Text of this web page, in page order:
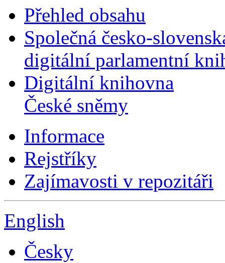
Přehled obsahu
Společná česko-
digitální parlamentní
Digitální knihovna
České sněmy
Informace
Rejstříky
Zajímavosti v repozitáři
English
Česky